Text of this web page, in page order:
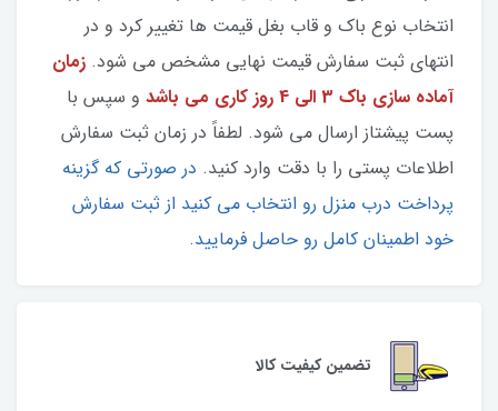
انتخاب نوع باک و قاب بغل قیمت ها تغییر کرد و در
انتهای ثبت سفارش قیمت نهایی مشخص می شود. زمان
آماده سازی باک 3 الی 4 روز کاری می باشد
و سپس با
پست پیشتاز ارسال می شود. لطفاً در زمان ثبت سفارش
اطلاعات پستی را با دقت وارد کنید. در صورتی که گزینه
پرداخت درب منزل رو انتخاب می کنید از ثبت سفارش
خود اطمینان کامل رو حاصل فرمایید.
تضمین کیفیت کالا